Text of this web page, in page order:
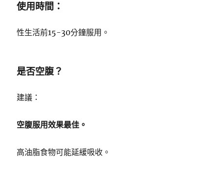
使用時間：
性生活前15-30分鐘服用。
是否空腹？
建議：
空腹服用效果最佳。
高油脂食物可能延緩吸收。